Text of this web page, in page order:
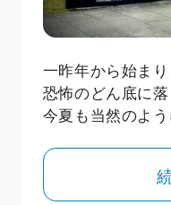
一昨年から始ま
恐怖のどん底に
今夏も当然のよ